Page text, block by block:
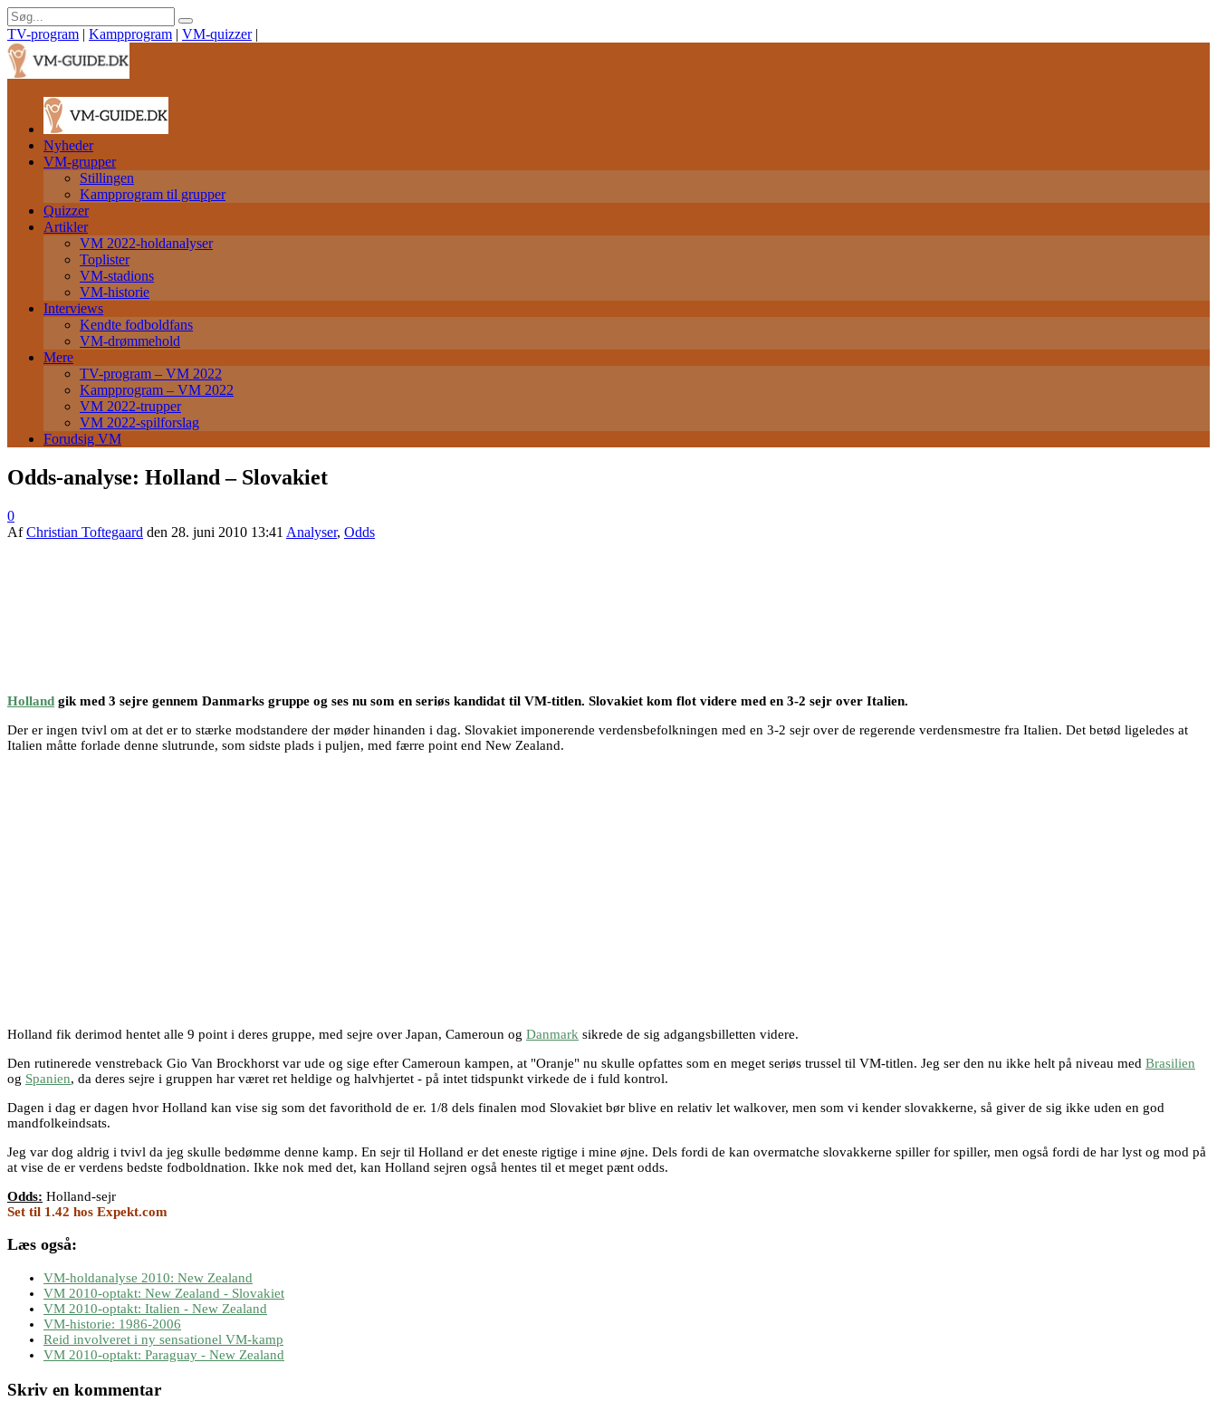
TV-program | Kampprogram | VM-quizzer |
Nyheder
VM-grupper
Stillingen
Kampprogram til grupper
Quizzer
Artikler
VM 2022-holdanalyser
Toplister
VM-stadions
VM-historie
Interviews
Kendte fodboldfans
VM-drømmehold
Mere
TV-program – VM 2022
Kampprogram – VM 2022
VM 2022-trupper
VM 2022-spilforslag
Forudsig VM
Odds-analyse: Holland – Slovakiet
0
AfChristian Toftegaard den 28. juni 2010 13:41 Analyser, Odds
Holland gik med 3 sejre gennem Danmarks gruppe og ses nu som en seriøs kandidat til VM-titlen. Slovakiet kom flot videre med en 3-2 sejr over Italien.
Der er ingen tvivl om at det er to stærke modstandere der møder hinanden i dag. Slovakiet imponerende verdensbefolkningen med en 3-2 sejr over de regerende verdensmestre fra Italien. Det betød ligeledes at
Italien måtte forlade denne slutrunde, som sidste plads i puljen, med færre point end New Zealand.
Holland fik derimod hentet alle 9 point i deres gruppe, med sejre over Japan, Cameroun og Danmark sikrede de sig adgangsbilletten videre.
Den rutinerede venstreback Gio Van Brockhorst var ude og sige efter Cameroun kampen, at "Oranje" nu skulle opfattes som en meget seriøs trussel til VM-titlen. Jeg ser den nu ikke helt på niveau med Brasilien
og Spanien, da deres sejre i gruppen har været ret heldige og halvhjertet - på intet tidspunkt virkede de i fuld kontrol.
Dagen i dag er dagen hvor Holland kan vise sig som det favorithold de er. 1/8 dels finalen mod Slovakiet bør blive en relativ let walkover, men som vi kender slovakkerne, så giver de sig ikke uden en god
mandfolkeindsats.
Jeg var dog aldrig i tvivl da jeg skulle bedømme denne kamp. En sejr til Holland er det eneste rigtige i mine øjne. Dels fordi de kan overmatche slovakkerne spiller for spiller, men også fordi de har lyst og mod på
at vise de er verdens bedste fodboldnation. Ikke nok med det, kan Holland sejren også hentes til et meget pænt odds.
Odds: Holland-sejr
Set til 1.42 hos Expekt.com
Læs også:
VM-holdanalyse 2010: New Zealand
VM 2010-optakt: New Zealand - Slovakiet
VM 2010-optakt: Italien - New Zealand
VM-historie: 1986-2006
Reid involveret i ny sensationel VM-kamp
VM 2010-optakt: Paraguay - New Zealand
Skriv en kommentar